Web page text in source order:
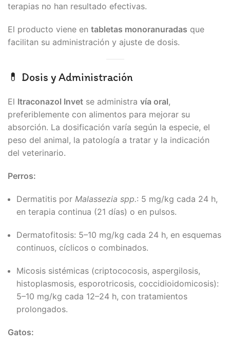
terapias no han resultado efectivas.
El producto viene en tabletas monoranuradas que
facilitan su administración y ajuste de dosis.
💊 Dosis y Administración
El Itraconazol Invet se administra vía oral,
preferiblemente con alimentos para mejorar su
absorción. La dosificación varía según la especie, el
peso del animal, la patología a tratar y la indicación
del veterinario.
Perros:
Dermatitis por Malassezia spp.: 5 mg/kg cada 24 h,
en terapia continua (21 días) o en pulsos.
Dermatofitosis: 5–10 mg/kg cada 24 h, en esquemas
continuos, cíclicos o combinados.
Micosis sistémicas (criptococosis, aspergilosis,
histoplasmosis, esporotricosis, coccidioidomicosis):
5–10 mg/kg cada 12–24 h, con tratamientos
prolongados.
Gatos: